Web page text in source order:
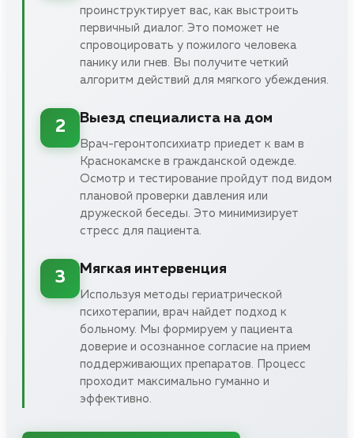
проинструктирует вас, как выстроить
первичный диалог. Это поможет не
спровоцировать у пожилого человека
панику или гнев. Вы получите четкий
алгоритм действий для мягкого убеждения.
2
Выезд специалиста на дом
Врач-геронтопсихиатр приедет к вам в
Краснокамске в гражданской одежде.
Осмотр и тестирование пройдут под видом
плановой проверки давления или
дружеской беседы. Это минимизирует
стресс для пациента.
3
Мягкая интервенция
Используя методы гериатрической
психотерапии, врач найдет подход к
больному. Мы формируем у пациента
доверие и осознанное согласие на прием
поддерживающих препаратов. Процесс
проходит максимально гуманно и
эффективно.